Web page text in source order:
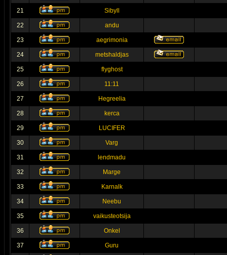
21 Sibyll
22 andu
23 aegrimonia
24 metshaldjas
25 flyghost
26 11:11
27 Hegreelia
28 kerca
29 LUCIFER
30 Varg
31 lendmadu
32 Marge
33 Karnalk
34 Neebu
35 vaikusteotsija
36 Onkel
37 Guru